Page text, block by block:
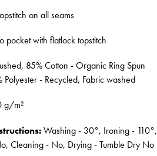
on all seams
pocket with flatlock topstitch
85% Cotton - Organic Ring Spun
Polyester - Recycled, Fabric washed
g/m²
Washing - 30°, Ironing - 110°,
Cleaning - No, Drying - Tumble Dry No